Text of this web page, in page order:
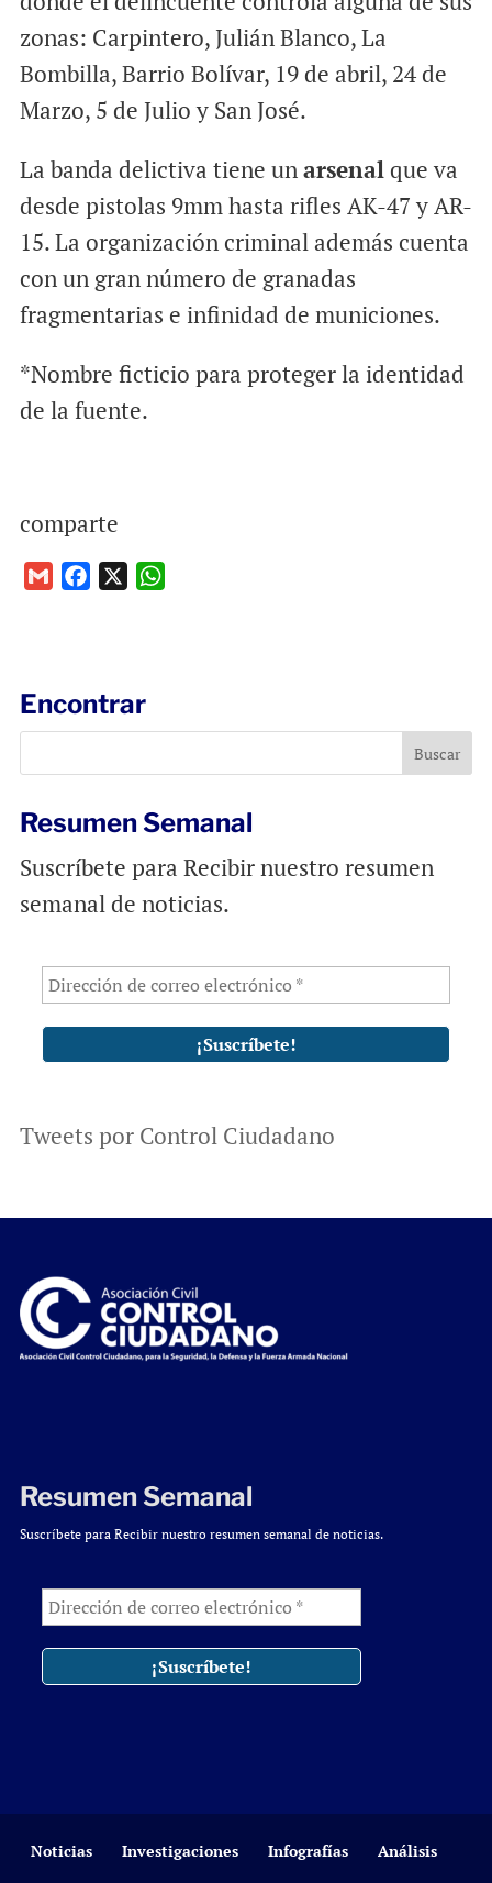
zonas: Carpintero, Julián Blanco, La
Bombilla, Barrio Bolívar, 19 de abril, 24 de
Marzo, 5 de Julio y San José.
La banda delictiva tiene unarsenalque va
desde pistolas 9mm hasta rifles AK-47 y AR-
15. La organización criminal además cuenta
con un gran número de granadas
fragmentarias e infinidad de municiones.
*Nombre ficticio para proteger la identidad
de la fuente.
comparte
o
k
p
Encontrar
Resumen Semanal
Suscríbete para Recibir nuestro resumen
semanal de noticias.
Tweets por Control Ciudadano
Resumen Semanal
Suscríbete para Recibir nuestro resumen semanal de noticias.
Noticias Investigaciones Infografías
Análisis